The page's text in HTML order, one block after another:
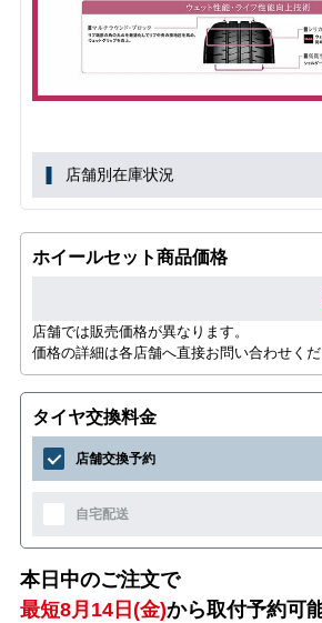
店舗別在庫状況
ホイールセット商品価格
店舗では販売価格が異なります。
価格の詳細は各店舗へ直接お問い合わせくだ
タイヤ交換料金
店舗交換予約
自宅配送
本日中のご注文で
最短8月14日(金)から取付予約可